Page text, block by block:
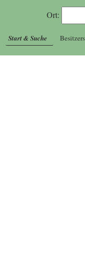
Ort:
Start & Suche